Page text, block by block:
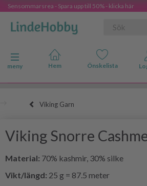
Sensommarsrea - Spara upp till 50% - klicka här
Ändra navigering
meny
Viking Garn
Viking Snorre
Material: 70% kashmir, 30% silke
Vikt/längd: 25 g = 87.5 meter